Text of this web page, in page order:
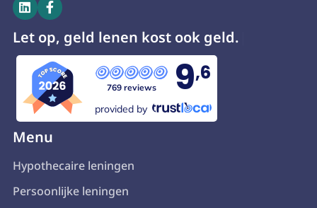
 
Let op, geld lenen kost ook geld.
769 reviews 9,6
provided by
Menu
Hypothecaire leningen
Persoonlijke leningen